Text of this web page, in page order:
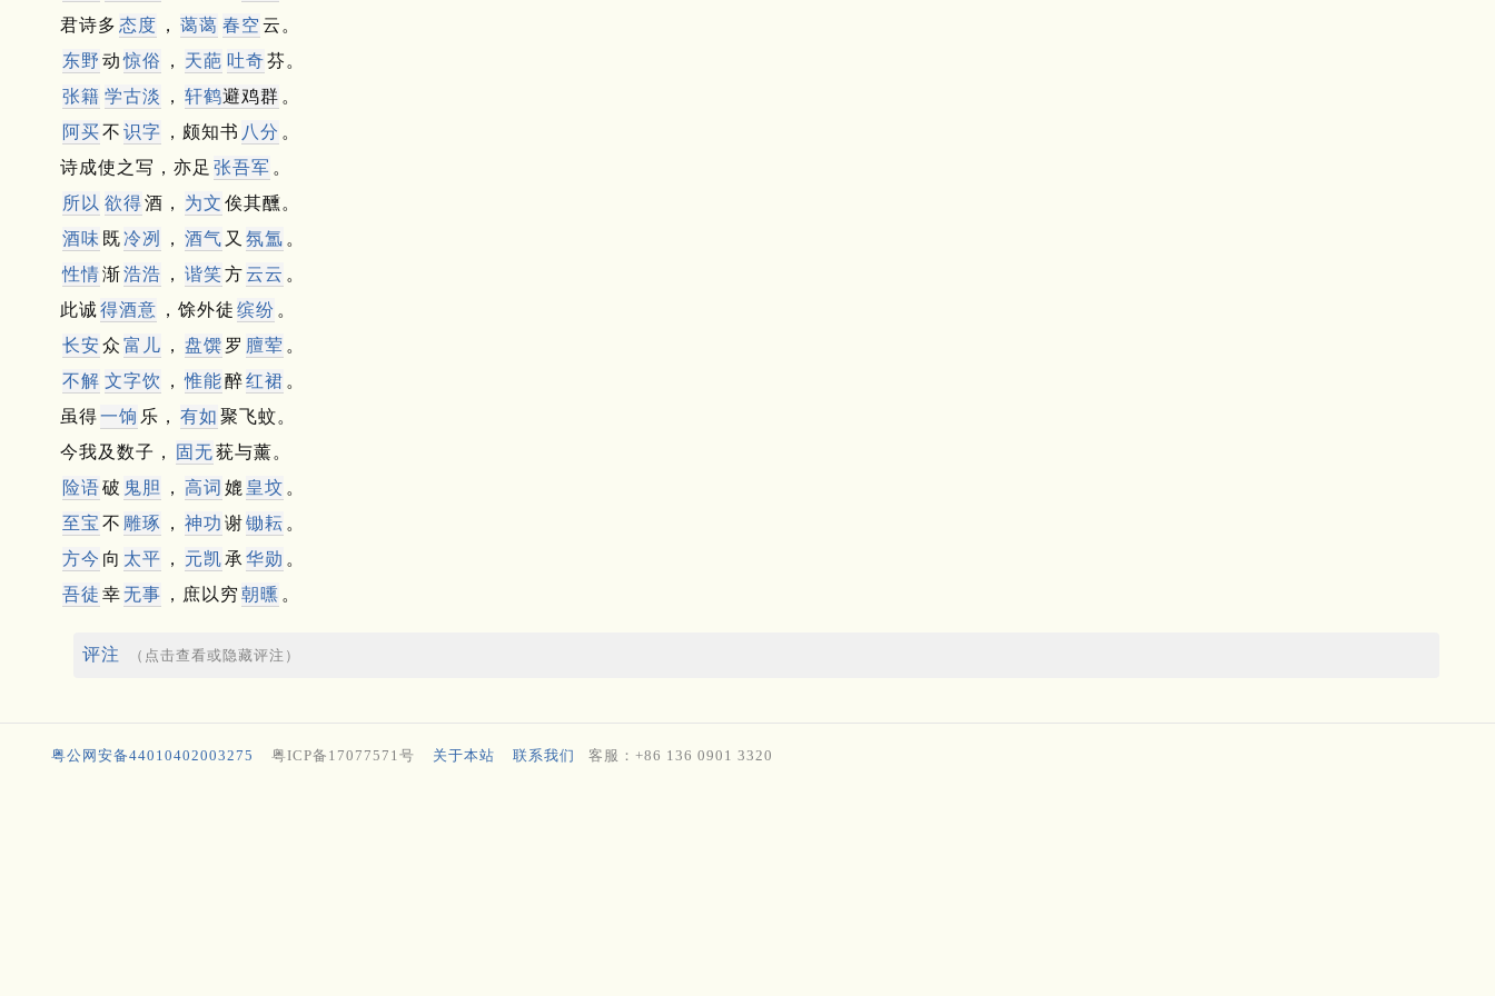
君诗多 态度 ， 蔼蔼 春空 云。
东野 动 惊俗 ， 天葩 吐奇芬。
张籍 学古淡 ， 轩鹤避鸡群 。
阿买不 识字 ，颇知书 八分 。
诗成使之写，亦足 张吾军 。
所以 欲得酒， 为文 俟其醺。
酒味 既冷冽 ， 酒气 又 氛氲 。
性情渐浩浩 ， 谐笑方云云 。
此诚 得酒意 ，馀外徒 缤纷 。
长安众 富儿 ， 盘馔 罗 膻荤 。
不解 文字饮 ， 惟能醉红裙 。
虽得一饷 乐， 有如 聚飞蚊。
今我及数子，
固无莸与薰。
险语破 鬼胆 ， 高词 媲 皇坟 。
至宝 不 雕琢 ， 神功 谢锄耘 。
方今 向 太平 ， 元凯 承 华勋 。
吾徒 幸无事 ，庶以穷 朝曛 。
评注 （点击查看或隐藏评注）
粤公网安备44010402003275 粤ICP备17077571号 关于本站 联系我们 客服：+86 136 0901 3320